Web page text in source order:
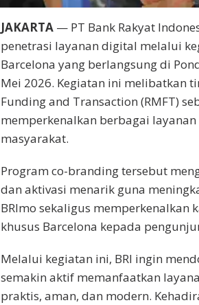
JAKARTA— PT Bank Rakyat
penetrasi layanan digital melalui
Barcelona yang berlangsung di
Mei 2026. Kegiatan ini melibatkan
Funding and Transaction (RMFT)
memperkenalkan berbagai
masyarakat.
Program co-branding tersebut
dan aktivasi menarik guna
BRImo sekaligus memperkenalkan
khusus Barcelona kepada
Melalui kegiatan ini, BRI ingin
semakin aktif memanfaatkan
praktis, aman, dan modern.